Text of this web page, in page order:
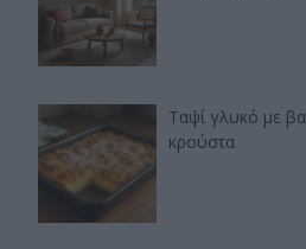
Ταψί γλυκό με
κρούστα